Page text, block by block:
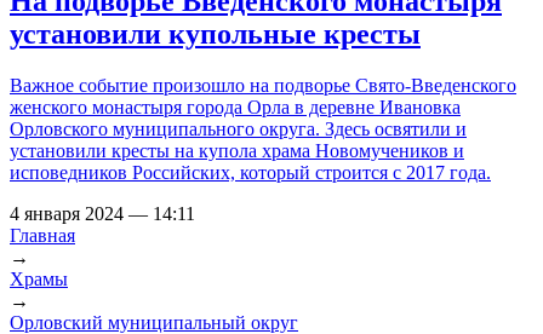
установили купольные кресты
Важное событие произошло на подворье Свято-Введенского
женского монастыря города Орла в деревне Ивановка
Орловского муниципального округа. Здесь освятили и
установили кресты на купола храма Новомучеников и
исповедников Российских, который строится с 2017 года.
4 января 2024 — 14:11
Вы здесь
Главная
→
Храмы
→
Орловский муниципальный округ